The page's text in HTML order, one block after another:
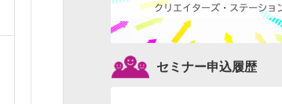
セミナー申込履歴